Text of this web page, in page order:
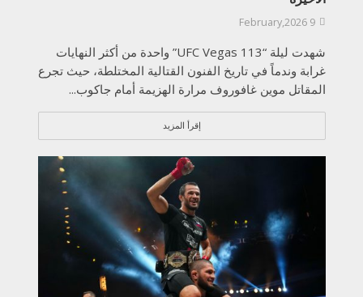
9 February,2026
شهدت ليلة “UFC Vegas 113” واحدة من أكثر النهايات
غرابة وندماً في تاريخ الفنون القتالية المختلطة، حيث تجرع
المقاتل موين غافوروف مرارة الهزيمة أمام جاكوب...
إقرأ المزيد